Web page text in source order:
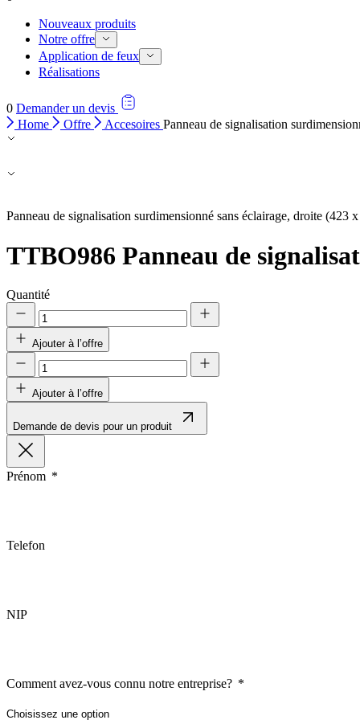
Nouveaux produits
Notre offre
Application de feux
Réalisations
0 Demander un devis
Home
Offre Accesoires Panneau de signalisation
Panneau de signalisation surdimensionné sans éclairage, droite (423
TTBO986 Panneau de
Quantité
Ajouter à l’offre
Ajouter à l’offre
Demande de devis pour un produit
Prénom
Telefon
NIP
Comment avez-vous connu notre entreprise?
utilisation de leurs services.
Indispensables
Les cookies indispensables
Les cookies liés aux
Les cookies marketing sont
Les cookies non classés sont